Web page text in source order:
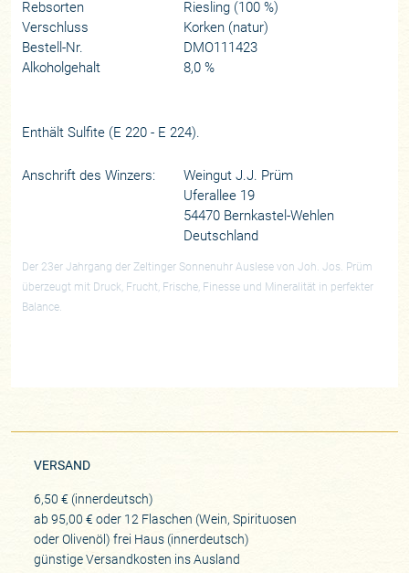
Rebsorten
Riesling (100 %)
Verschluss
Korken (natur)
Bestell-Nr.
DMO111423
Alkoholgehalt
8,0 %
Enthält Sulfite (E 220 - E 224).
Anschrift des Winzers:
Weingut J.J. Prüm
Uferallee 19
54470 Bernkastel-Wehlen
Deutschland
Der 23er Jahrgang der Zeltinger Sonnenuhr Auslese von Joh. Jos. Prüm
überzeugt mit Druck, Frucht, Frische, Finesse und Mineralität in perfekter
Balance.
VERSAND
6,50 € (innerdeutsch)
ab 95,00 € oder 12 Flaschen (Wein, Spirituosen
oder Olivenöl) frei Haus (innerdeutsch)
günstige Versandkosten ins Ausland